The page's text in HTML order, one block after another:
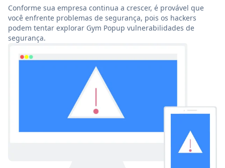
Conforme sua empresa continua a crescer, é provável que
você enfrente problemas de segurança, pois os hackers
podem tentar explorar Gym Popup vulnerabilidades de
segurança.